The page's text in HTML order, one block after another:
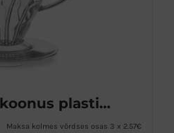
Hario V60 filtrikoonus plastikust 02
Maksa kolmes võrdses osas 3 x 2.57€